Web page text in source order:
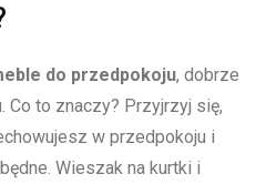
do przedpokoju, dobrze
⁤to⁢ znaczy? Przyjrzyj⁢ się,
w przedpokoju ⁤i
Wieszak na kurtki i